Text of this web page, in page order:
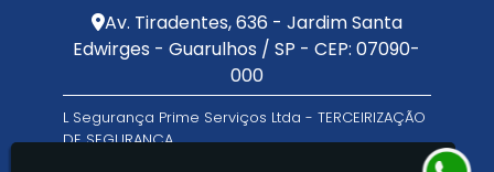
Av. Tiradentes, 636 - Jardim Santa
Edwirges - Guarulhos / SP - CEP: 07090-
000
L Segurança Prime Serviços Ltda - TERCEIRIZAÇÃO
DE SEGURANÇA